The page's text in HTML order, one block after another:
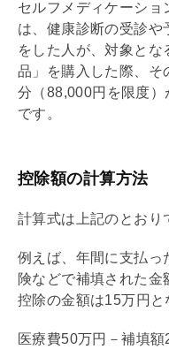
セルフメディケーショ
は、健康診断の受診や
をした人が、対象と
品」を購入した際、そ
分（88,000円を限度
です。
控除額の計算方法
計算式は上記のとおり
例えば、年間に支払っ
険などで補填された
控除の金額は15万円と
医療費50万円－補填